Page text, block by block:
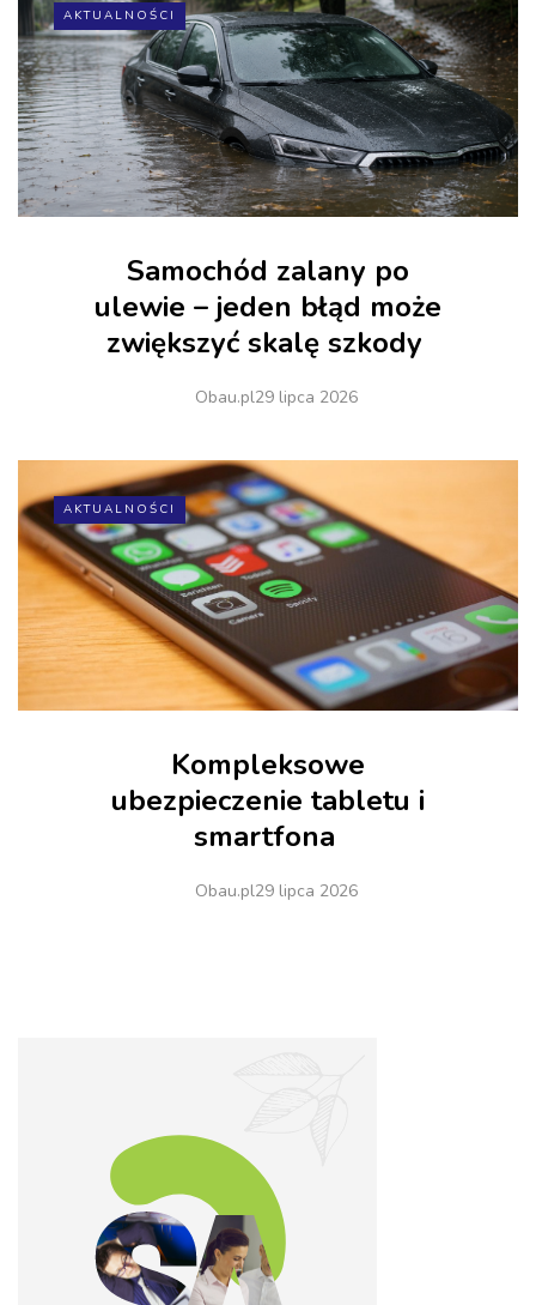
AKTUALNOŚCI
Samochód zalany po
ulewie – jeden błąd może
zwiększyć skalę szkody
Obau.pl29 lipca 2026
AKTUALNOŚCI
Kompleksowe
ubezpieczenie tabletu i
smartfona
Obau.pl29 lipca 2026